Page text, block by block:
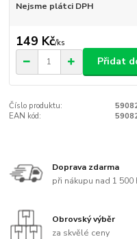
Nejsme plátci DPH
149 Kč/ks
Přidat
Číslo produktu:
EAN kód:
Doprava zdarma
při nákupu nad 1 500
Obrovský výběr
za skvělé ceny